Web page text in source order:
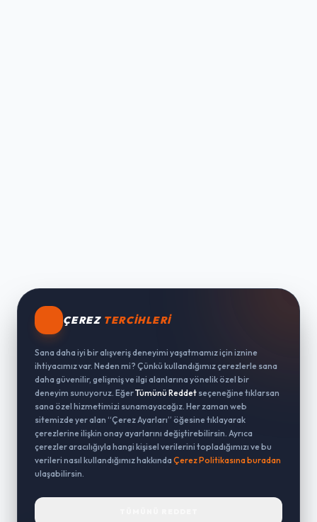
ÇEREZ TERCIHLERI
Sana daha iyi bir alışveriş deneyimi yaşatmamız için iznine
ihtiyacımız var. Neden mi? Çünkü kullandığımız çerezlerle sana
daha güvenilir, gelişmiş ve ilgi alanlarına yönelik özel bir
deneyim sunuyoruz. EğerTümünü Reddet seçeneğine tıklarsan
sana özel hizmetimizi sunamayacağız. Her zaman web
sitemizde yer alan “Çerez Ayarları” öğesine tıklayarak
çerezlerine ilişkin onay ayarlarını değiştirebilirsin. Ayrıca
çerezler aracılığıyla hangi kişisel verilerini topladığımızı ve bu
verileri nasıl kullandığımız hakkında Çerez Politikasına buradan
ulaşabilirsin.